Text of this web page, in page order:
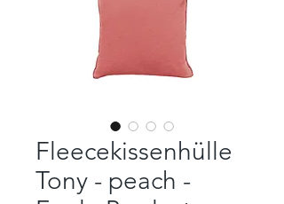
Fleecekissenhülle
Tony - peach -